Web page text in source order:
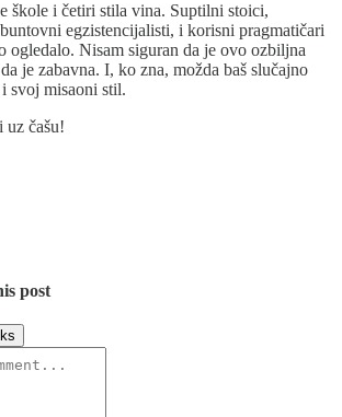
i četiri stila vina. Suptilni stoici,
egzistencijalisti, i korisni pragmatičari
ogledalo. Nisam siguran da je ovo ozbiljna
je zabavna. I, ko zna, možda baš slučajno
svoj misaoni stil.
čašu!
post